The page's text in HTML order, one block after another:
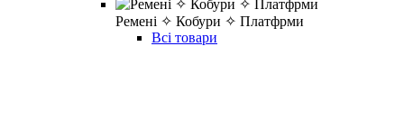
Ремені ✧ Кобури ✧ Платфрми
Всі товари